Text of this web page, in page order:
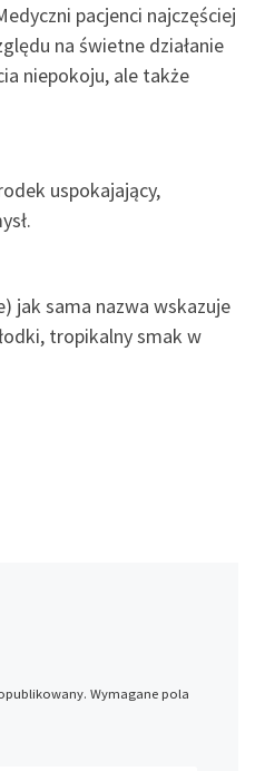
pacjenci najczęściej
na świetne działanie
niepokoju, ale także
uspokajający,
jak sama nazwa wskazuje
tropikalny smak w
Wymagane pola